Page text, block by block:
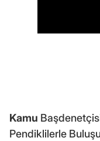
Kamu
Pendiklilerle